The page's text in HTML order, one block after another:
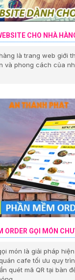
CHO NHÀ
là trang web giới
và phong cách của
ORDER GỌI MÓN
món là giải pháp
cafe tối ưu quy
quét mã QR tại bàn